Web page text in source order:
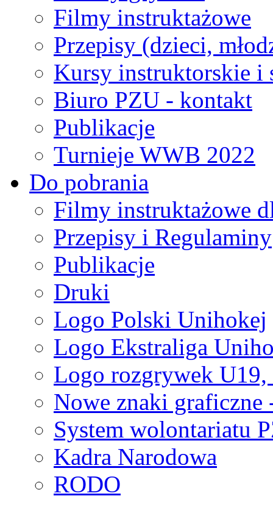
Filmy instruktażowe
Przepisy (dzieci,
Kursy instruktorskie i
Biuro PZU - kontakt
Publikacje
Turnieje WWB 2022
Do pobrania
Filmy instruktażowe
Przepisy i Regulaminy
Publikacje
Druki
Logo Polski Unihokej
Logo Ekstraliga
Logo rozgrywek
Nowe znaki graficzne
System wolontariatu
Kadra Narodowa
RODO